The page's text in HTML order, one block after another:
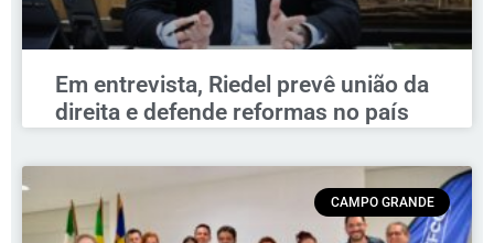
Em entrevista, Riedel prevê união da
direita e defende reformas no país
CAMPO GRANDE